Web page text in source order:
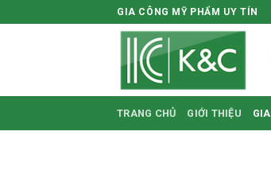
to
GIA CÔNG MỸ PHẨM UY TÍN
TRANG CHỦ GIỚI THIỆU